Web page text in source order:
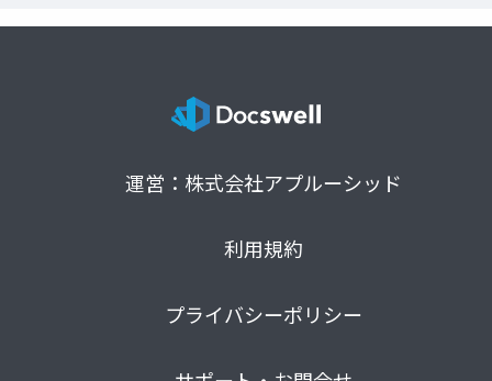
運営：株式会社アプルーシッド
利用規約
プライバシーポリシー